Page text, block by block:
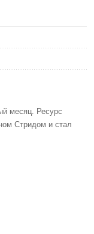
месяц. Ресурс
Стридом и стал